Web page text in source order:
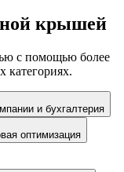
крышей
с помощью более
категориях.
и бухгалтерия
оптимизация